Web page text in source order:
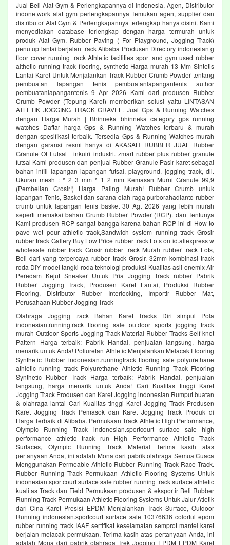
Jual Beli Alat Gym & Perlengkapannya di Indonesia, Agen, Distributor
indonetwork alat gym perlengkapannya Temukan agen, supplier dan
distributor Alat Gym & Perlengkapannya terlengkap hanya disini. Kami
menyediakan database terlengkap dengan harga termurah untuk
produk Alat Gym. Rubber Paving ( For Playground, Jogging Track)
penutup lantai berjalan track Alibaba Produsen Directory indonesian g
floor cover running track Athletic facilities sport and gym used rubber
althetic running track flooring, synthetic Harga murah 13 Mm Sintetis
Lantai Karet Untuk Menjalankan Track Rubber Crumb Powder tentang
pembuatan lapangan tenis pembuatanlapangantenis author
pembuatanlapangantenis 9 Apr 2026 Kami dari produsen Rubber
Crumb Powder (Tepung Karet) memberikan solusi yaitu LINTASAN
ATLETIK JOGGING TRACK GRAVEL. Jual Gps & Running Watches
dengan Harga Murah | Bhinneka bhinneka category gps running
watches Daftar harga Gps & Running Watches terbaru & murah
dengan spesifikasi terbaik. Tersedia Gps & Running Watches murah
dengan garansi resmi hanya di AKASAH RUBBER JUAL Rubber
Granule Of Futsal | inkuiri industri. zmart rubber plus rubber granule
futsal Kami produsen dan penjual Rubber Granule Pasir karet sebagai
bahan infill lapangan lapangan futsal, playground, jogging track, dll.
Ukuran mesh : * 2 3 mm * 1 2 mm Kemasan Murni Granule 99,9
(Pembelian Grosir!) Harga Paling Murah! Rubber Crumb untuk
lapangan Tenis, Basket dan sarana olah raga purborahadianto rubber
crumb untuk lapangan tenis basket 30 Agt 2026 yang lebih murah
seperti memakai bahan Crumb Rubber Powder (RCP). dan Tentunya
Kami produsen RCP sangat bangga karena bahan RCP ini di How to
pave wet pour athletic track,Sandwich system running track Grosir
rubber track Gallery Buy Low Price rubber track Lots on id.aliexpress w
wholesale rubber track Grosir rubber track Murah rubber track Lots,
Beli dari yang terpercaya rubber track Grosir. 32mm kombinasi track
roda DIY model tangki roda teknologi produksi Kualitas asli onemix Air
Peredam Kejut Sneaker Untuk Pria Jogging Track rubber Pabrik
Rubber Jogging Track, Produsen Karet Lantai, Produksi Rubber
Flooring, Distributor Rubber Interlocking, Importir Rubber Mat,
Perusahaan Rubber Jogging Track
Olahraga Jogging track Bahan Karet Tracks Diri simpul Pola
indonesian.runningtrack flooring sale outdoor sports jogging track
murah Outdoor Sports Jogging Track Material Rubber Tracks Self knot
Pattern Harga terbaik: Pabrik Handal, penjualan langsung, harga
menarik untuk Anda! Poliuretan Athletic Menjalankan Melacak Flooring
Synthetic Rubber indonesian.runningtrack flooring sale polyurethane
athletic running track Polyurethane Athletic Running Track Flooring
Synthetic Rubber Track Harga terbaik: Pabrik Handal, penjualan
langsung, harga menarik untuk Anda! Cari Kualitas tinggi Karet
Jogging Track Produsen dan Karet Jogging indonesian Rumput buatan
& olahraga lantai Cari Kualitas tinggi Karet Jogging Track Produsen
Karet Jogging Track Pemasok dan Karet Jogging Track Produk di
Harga Terbaik di Alibaba. Permukaan Track Athletic High Performance,
Olympic Running Track indonesian.sportcourt surface sale high
performance athletic track run High Performance Athletic Track
Surfaces, Olympic Running Track Material Terima kasih atas
pertanyaan Anda, ini adalah Mona dari pabrik olahraga Semua Cuaca
Menggunakan Permeable Athletic Rubber Running Track Race Track.
Rubber Running Track Permukaan Athletic Flooring Systems Untuk
indonesian.sportcourt surface sale rubber running track surface athletic
kualitas Track dan Field Permukaan produsen & eksportir Beli Rubber
Running Track Permukaan Athletic Flooring Systems Untuk Jalur Atletik
dari Cina Karet Presisi EPDM Menjalankan Track Surface, Outdoor
Running indonesian.sportcourt surface sale 10376636 colorful epdm
rubber running track IAAF sertifikat keselamatan semprot mantel karet
berjalan melacak permukaan. Terima kasih atas pertanyaan Anda, ini
adalah Mona dari pabrik olahraga Trek Jogging EPDM EPDM Karet